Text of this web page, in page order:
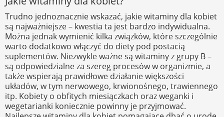
Trudno jednoznacznie wskazać, jakie witaminy dla kobiet
są najważniejsze – kwestia ta jest bardzo indywidualna.
Można jednak wymienić kilka związków, które szczególnie
warto dodatkowo włączyć do diety pod postacią
suplementów. Niezwykle ważne są witaminy z grupy B –
są odpowiedzialne za szereg procesów w organizmie, a
także wspierają prawidłowe działanie większości
układów, w tym nerwowego, krwionośnego, trawiennego
itp. Kobiety o obfitych miesiączkach oraz weganki i
wegetarianki koniecznie powinny je przyjmować.